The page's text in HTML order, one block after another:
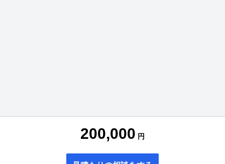
200,000 円